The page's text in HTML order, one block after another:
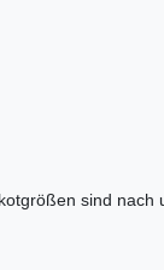
sind nach